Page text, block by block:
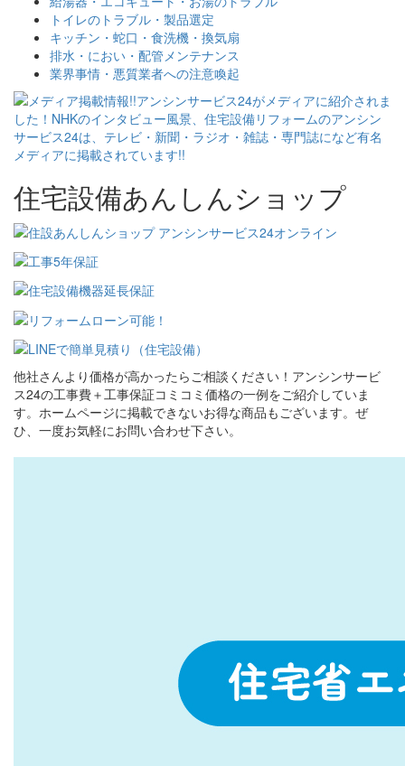
トイレのトラブル・製品選定
キッチン・蛇口・食洗機・換気扇
排水・におい・配管メンテナンス
業界事情・悪質業者への注意喚起
住宅設備あんしんショップ
他社さんより価格が高かったらご相談ください！アンシンサービ
ス24の工事費＋工事保証コミコミ価格の一例をご紹介していま
す。ホームページに掲載できないお得な商品もございます。ぜ
ひ、一度お気軽にお問い合わせ下さい。